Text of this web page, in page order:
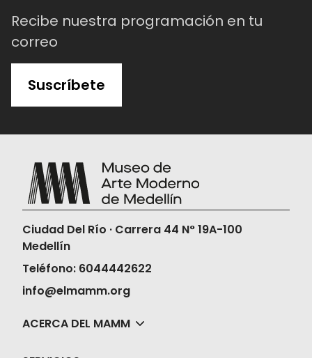
Recibe nuestra programación en tu
correo
Suscríbete
Ciudad Del Río · Carrera 44 N° 19A-100
Medellín
Teléfono: 6044442622
info@elmamm.org
ACERCA DEL MAMM